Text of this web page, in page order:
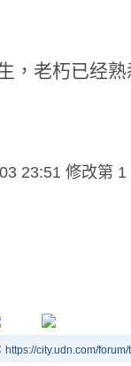
，老朽已经
23:51 修改第 1
https://city.udn.com/